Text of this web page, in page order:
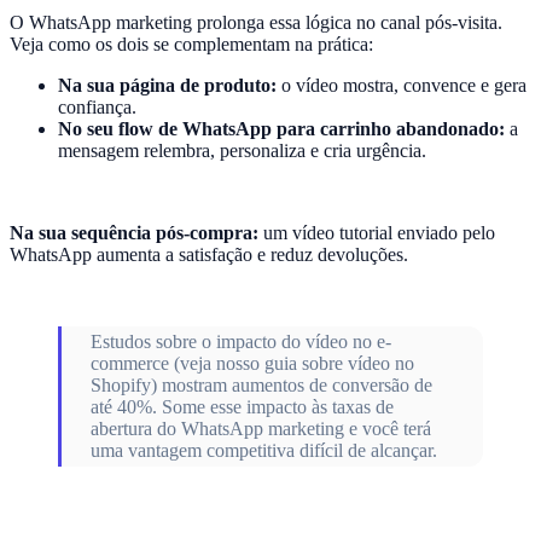
O WhatsApp marketing prolonga essa lógica no canal pós-visita.
Veja como os dois se complementam na prática:
Na sua página de produto: o vídeo mostra, convence e gera
confiança.
No seu flow de WhatsApp para carrinho abandonado: a
mensagem relembra, personaliza e cria urgência.
Na sua sequência pós-compra: um vídeo tutorial enviado pelo
WhatsApp aumenta a satisfação e reduz devoluções.
Estudos sobre o impacto do vídeo no e-
commerce (veja nosso guia sobre vídeo no
Shopify) mostram aumentos de conversão de
até 40%. Some esse impacto às taxas de
abertura do WhatsApp marketing e você terá
uma vantagem competitiva difícil de alcançar.